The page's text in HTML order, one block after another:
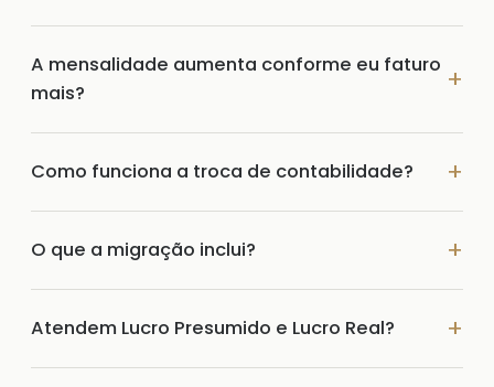
A mensalidade aumenta conforme eu faturo
mais?
Como funciona a troca de contabilidade?
O que a migração inclui?
Atendem Lucro Presumido e Lucro Real?